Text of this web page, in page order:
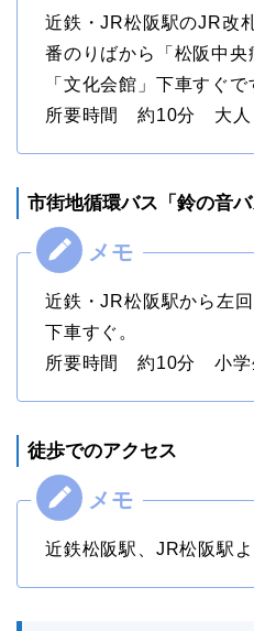
近鉄・JR松阪駅のJR改
番のりばから「松阪中央
「文化会館」下車すぐで
所要時間 約10分 大人
市街地循環バス「鈴の音バ
近鉄・JR松阪駅から左
下車すぐ。
所要時間 約10分 小学
徒歩でのアクセス
近鉄松阪駅、JR松阪駅